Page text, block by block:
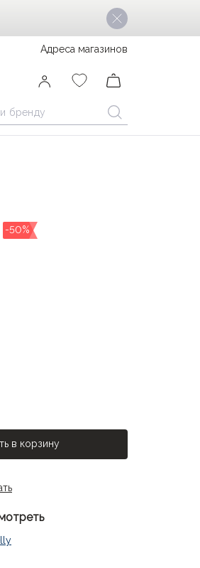
-50%
в корзину
Адреса магазинов